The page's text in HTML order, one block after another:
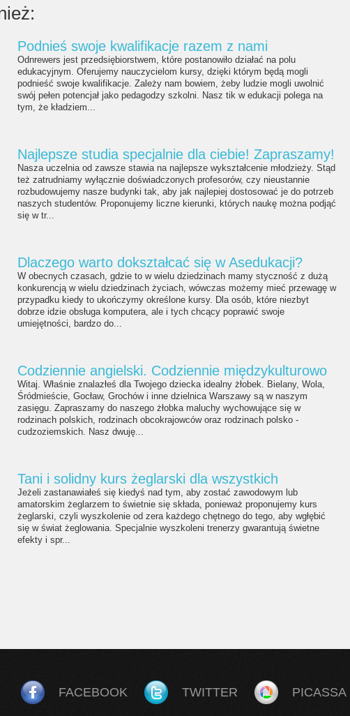
Podnieś swoje kwalifikacje razem z nami
Odnrewers jest przedsiębiorstwem, które postanowiło działać na polu
edukacyjnym. Oferujemy nauczycielom kursy, dzięki którym będą mogli
podnieść swoje kwalifikacje. Zależy nam bowiem, żeby ludzie mogli uwolnić
swój pełen potencjał jako pedagodzy szkolni. Nasz tik w edukacji polega na
tym, że kładziem...
Najlepsze studia specjalnie dla ciebie! Zapraszamy!
Nasza uczelnia od zawsze stawia na najlepsze wykształcenie młodzieży. Stąd
też zatrudniamy wyłącznie doświadczonych profesorów, czy nieustannie
rozbudowujemy nasze budynki tak, aby jak najlepiej dostosować je do potrzeb
naszych studentów. Proponujemy liczne kierunki, których naukę można podjąć
się w tr...
Dlaczego warto dokształcać się w Asedukacji?
W obecnych czasach, gdzie to w wielu dziedzinach mamy styczność z dużą
konkurencją w wielu dziedzinach życiach, wówczas możemy mieć przewagę w
przypadku kiedy to ukończymy określone kursy. Dla osób, które niezbyt
dobrze idzie obsługa komputera, ale i tych chcący poprawić swoje
umiejętności, bardzo do...
Codziennie angielski. Codziennie międzykulturowo
Witaj. Właśnie znalazłeś dla Twojego dziecka idealny żłobek. Bielany, Wola,
Śródmieście, Gocław, Grochów i inne dzielnica Warszawy są w naszym
zasięgu. Zapraszamy do naszego żłobka maluchy wychowujące się w
rodzinach polskich, rodzinach obcokrajowców oraz rodzinach polsko -
cudzoziemskich. Nasz dwuję...
Tani i solidny kurs żeglarski dla wszystkich
Jeżeli zastanawiałeś się kiedyś nad tym, aby zostać zawodowym lub
amatorskim żeglarzem to świetnie się składa, ponieważ proponujemy kurs
żeglarski, czyli wyszkolenie od zera każdego chętnego do tego, aby wgłębić
się w świat żeglowania. Specjalnie wyszkoleni trenerzy gwarantują świetne
efekty i spr...
FACEBOOK TWITTER PICASSA